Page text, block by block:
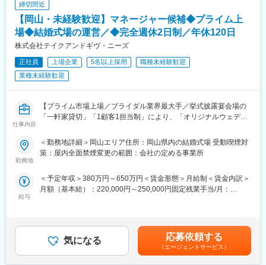
を目指しています。
変更の範囲：会社の定める業務
各部署から状況をヒアリングし、必要に応じて採用活動を実施し
ていただきます。求人の媒体選定から取材対応まで幅広く手がけ
ます。また教育スケジュールに基づき、採用の進捗管理や育成も
担って頂きます。
◆経営企画・マーケティング
地域特性に関するマーケティング調査を行い、その特性を反映し
た式場のプロデュースを行います。その地域での文化や風習を理
解し、お客様の指向性や価値観に合わせた戦略策定をすることが
重要です。
◆イベントの企画や実施のサポート
マーケティングを通じ自店舗の価値をどのように高めていくか、
施策を策定し実現をしていただきます。社内プロジェクト等新た
■転勤について：
ております。その為、ご家族の事情がある方については転勤せず
その場に残る選択肢もございます。また人によっては転勤打診が
・一顧客一担当制：お客様の想いを「かたち」にするため、新規
接客から当日の進行、装飾のテーマ、料理やサービスまで1人のウ
ェディングプランナーが一貫してプロデュースするのが当社の魅
締切間近
【岡山・未経験歓迎】マネージャー候補◆プライム上
場◆結婚式場の運営／◆完全週休2日制／年休120日
株式会社テイクアンドギヴ・ニーズ
正社員 上場企業 5名以上採用
職種未経験歓迎
業種未経験歓迎
仕事内容
【プライム市場上場／ブライダル業界最大手／挙式披露宴会場の
「一軒家貸切」「1顧客1担当制」により、「オリジナルウェディ
ご入社後は約半年-2年程ウェディングプランナーとして現場を経
験、及びマネージャー候補研修を受けて頂き、自社が展開してい
■仕事内容：
【ウェディングプランナー】
【マネージャー】
◆式場の業績管理
勤務地
＜勤務地詳細＞岡山エリア住所：岡山県内の結婚式場 受動喫煙対
策：屋内全面禁煙変更の範囲：会社の定める事業所
給与
＜予定年収＞380万円～650万円＜賃金形態＞月給制＜賃金内訳＞
月額（基本給）：220,000円～250,000円固定残業手当/月：
は年齢、ご経験スキルを考慮のうえ、決定します。月間30時間の
みなし残業時間を超過した分は残業手当を支給■昇給:年2回■賞与:
年2回賃金はあくまでも目安の金額であり、選考を通じて上下する
気になる 応募依頼する
（エージェントサービス）